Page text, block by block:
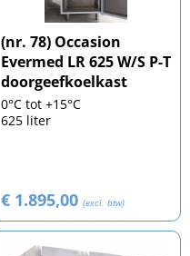
(nr. 78) Occasion
Evermed LR 625 W/S P-T
doorgeefkoelkast
0°C tot +15°C
625 liter
€ 1.895,00 (excl. btw)